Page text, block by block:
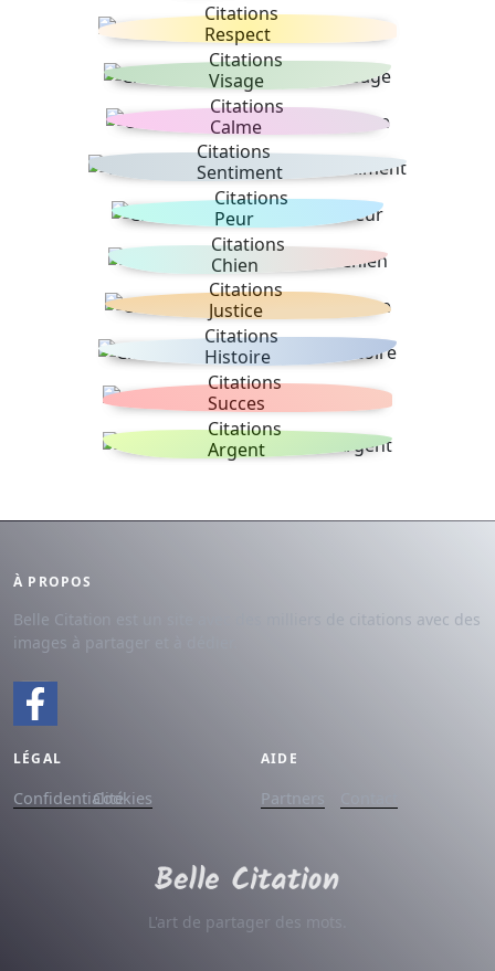
Citations
Respect
Citations
Visage
Citations
Calme
Citations
Sentiment
Citations
Peur
Citations
Chien
Citations
Justice
Citations
Histoire
Citations
Succes
Citations
Argent
À PROPOS
Belle Citation est un site avec des milliers de citations avec des
images à partager et à dédier.
LÉGAL
ConfidentialitéCookies
AIDE
Partners
L'art de partager des mots.